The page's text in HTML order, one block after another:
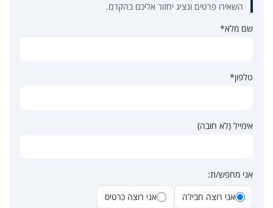
השאירו פרטים ונציג יחזור אליכם בהקדם.
שם מלא*
טלפון*
אימייל (לא חובה)
אני מחפש/ת:
אני רוצה חבילה
אני רוצה כרטיס